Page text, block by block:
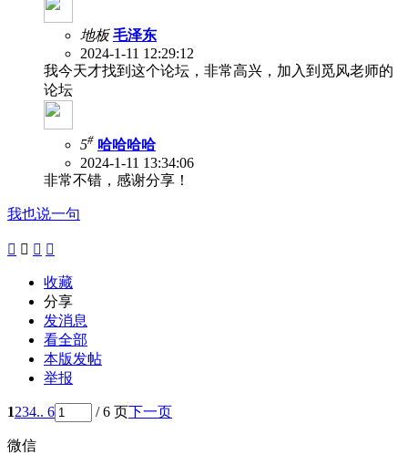
地板 毛泽东
2024-1-11 12:29:12
我今天才找到这个论坛，非常高兴，加入到觅风老师的
论坛
5# 哈哈哈哈
2024-1-11 13:34:06
非常不错，感谢分享！
我也说一句
   
收藏
分享
发消息
看全部
本版发帖
举报
1234.. 6 / 6 页下一页
微信